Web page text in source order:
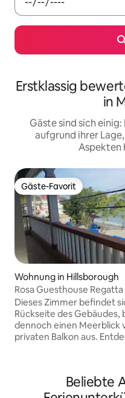
Erstklassig
in
Gäste sind sich
aufgrund ihrer
Aspekten
Gäste-Favorit
Gäste-Favorit
Wohnung in Hillsborough
Rosa Guesthouse Regatta
Dieses Zimmer befindet
Rückseite des Gebäudes, bietet
dennoch einen Meerblick
privaten Balkon aus.
kristallklaren Wasser und
majestätischen
Beliebte